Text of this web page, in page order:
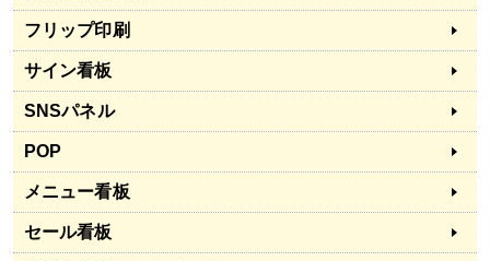
フリップ印刷
サイン看板
SNSパネル
POP
メニュー看板
セール看板